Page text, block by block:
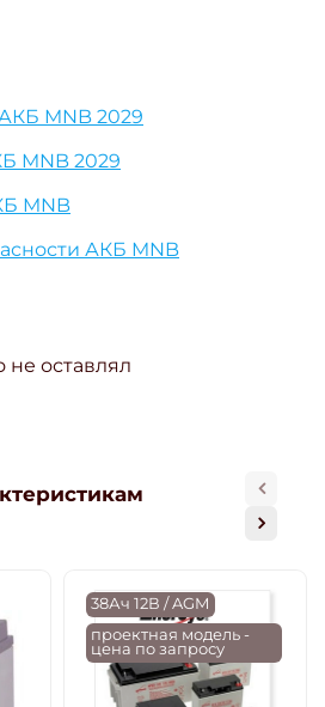
MNB 2029
MNB 2029
MNB
АКБ MNB
оставлял
38Ач 12В / AGM
проектная модель -
цена по запросу